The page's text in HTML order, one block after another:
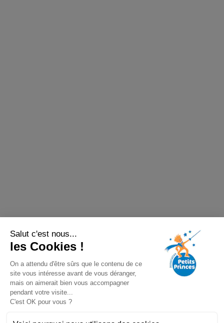
Salut c'est nous...
les Cookies !
On a attendu d'être sûrs que le contenu de ce
site vous intéresse avant de vous déranger,
mais on aimerait bien vous accompagner
pendant votre visite...
C'est OK pour vous ?